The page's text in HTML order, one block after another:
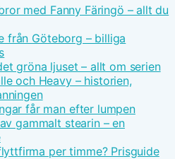
med Fanny Färingö – allt du
från Göteborg – billiga
gröna ljuset – allt om serien
och Heavy – historien,
får man efter lumpen
gammalt stearin – en
per timme? Prisguide